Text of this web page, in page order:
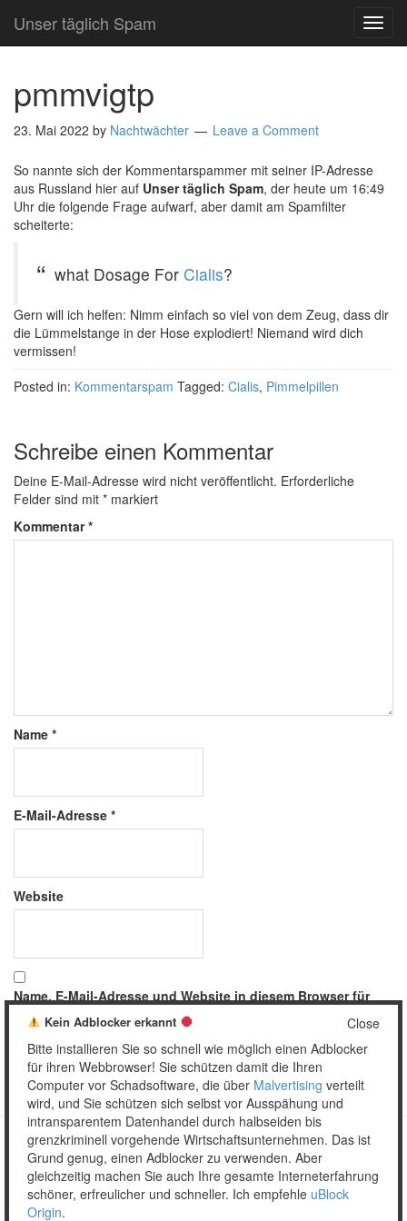
Unser täglich Spam
pmmvigtp
23. Mai 2022 by Nachtwächter Leave a Comment
So nannte sich der Kommentarspammer mit seiner IP-Adresse
aus Russland hier auf Unser täglich Spam, der heute um 16:49
Uhr die folgende Frage aufwarf, aber damit am Spamfilter
scheiterte:
what Dosage For Cialis?
Gern will ich helfen: Nimm einfach so viel von dem Zeug, dass dir
die Lümmelstange in der Hose explodiert! Niemand wird dich
vermissen!
Posted in: Kommentarspam Tagged: Cialis, Pimmelpillen
Schreibe einen Kommentar
Deine E-Mail-Adresse wird nicht veröffentlicht. Erforderliche
Felder sind mit * markiert
Kommentar*
Name *
E-Mail-Adresse *
Website
Name, E-Mail-Adresse und Website in diesem Browser für
meinen nächsten Kommentar speichern.
Copyright © 2026 Unser täglich Spam.
MobileWordPress Theme by themehall.com
Close
Kein Adblocker erkannt
Bitte installieren Sie so schnell wie möglich einen Adblocker
für ihren Webbrowser! Sie schützen damit die Ihren
Computer vor Schadsoftware, die über Malvertising verteilt
wird, und Sie schützen sich selbst vor Ausspähung und
intransparentem Datenhandel durch halbseiden bis
grenzkriminell vorgehende Wirtschaftsunternehmen. Das ist
Grund genug, einen Adblocker zu verwenden. Aber
gleichzeitig machen Sie auch Ihre gesamte Interneterfahrung
schöner, erfreulicher und schneller. Ich empfehle uBlock
Origin.